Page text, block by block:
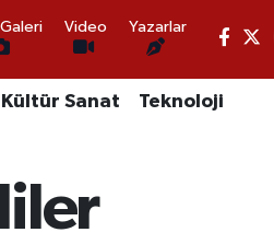
Video Yazarlar
Kültür Sanat Teknoloji